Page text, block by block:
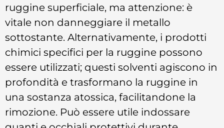
ruggine superficiale, ma attenzione: è
vitale non danneggiare il metallo
sottostante. Alternativamente, i prodotti
chimici specifici per la ruggine possono
essere utilizzati; questi solventi agiscono in
profondità e trasformano la ruggine in
una sostanza atossica, facilitandone la
rimozione. Può essere utile indossare